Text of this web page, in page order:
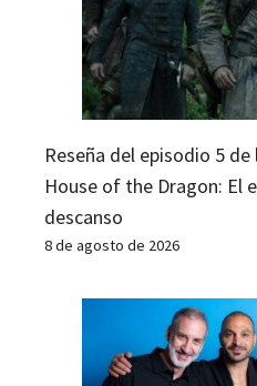
Reseña del episodio 5
House of the Dragon: El
descanso
8 de agosto de 2026